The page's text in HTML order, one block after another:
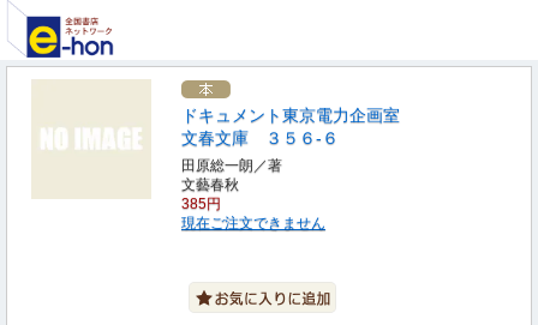
ドキュメント東京電力企画室
文春文庫 ３５６‐６
田原総一朗／著
文藝春秋
385円
現在ご注文できません